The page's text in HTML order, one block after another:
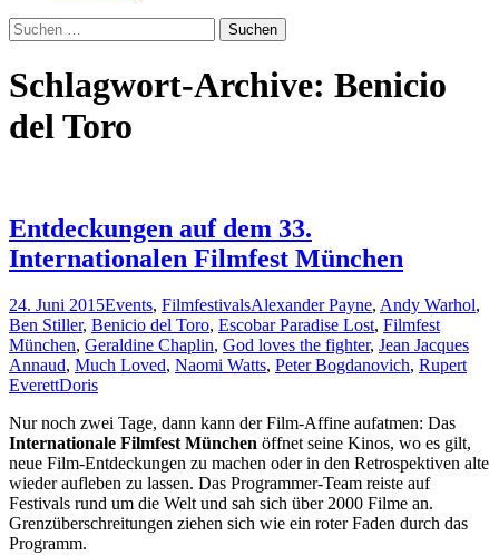
Suchen
nach:
Schlagwort-Archive: Benicio
del Toro
Entdeckungen auf dem 33.
Internationalen Filmfest München
24. Juni 2015Events, FilmfestivalsAlexander Payne, Andy Warhol,
Ben Stiller, Benicio del Toro, Escobar Paradise Lost, Filmfest
München, Geraldine Chaplin, God loves the fighter, Jean Jacques
Annaud, Much Loved, Naomi Watts, Peter Bogdanovich, Rupert
EverettDoris
Nur noch zwei Tage, dann kann der Film-Affine aufatmen: Das
Internationale Filmfest München öffnet seine Kinos, wo es gilt,
neue Film-Entdeckungen zu machen oder in den Retrospektiven alte
wieder aufleben zu lassen. Das Programmer-Team reiste auf
Festivals rund um die Welt und sah sich über 2000 Filme an.
Grenzüberschreitungen ziehen sich wie ein roter Faden durch das
Programm.